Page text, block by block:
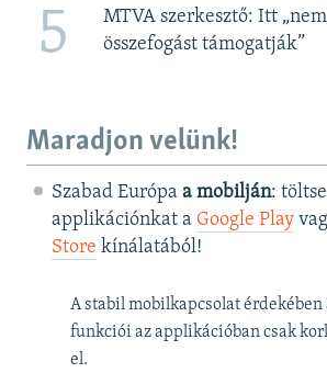
5
MTVA szerkesztő: Itt
összefogást támogatják”
Maradjon velünk!
Szabad Európa a mobilján:
applikációnkat a Google Play
Store kínálatából!
A stabil mobilkapcsolat érdekében
funkciói az applikációban csak
el.